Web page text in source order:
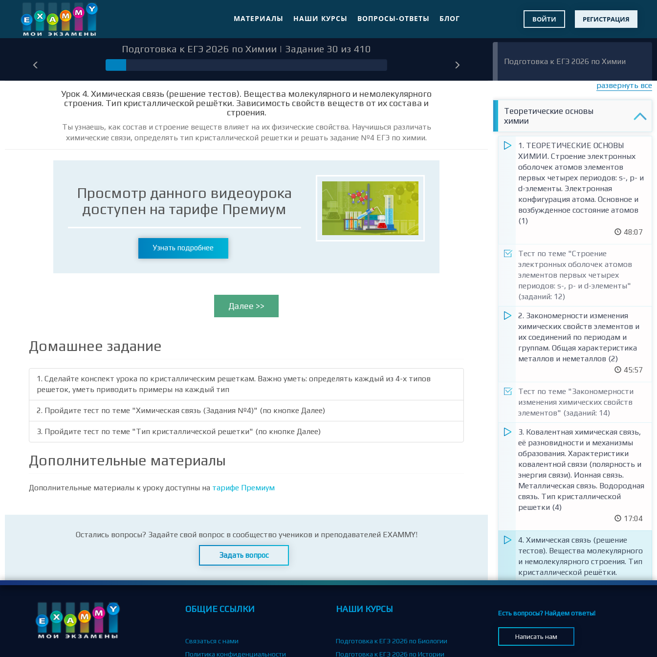
ВОЙТИ РЕГИСТРАЦИЯ
МАТЕРИАЛЫ НАШИ КУРСЫ ВОПРОСЫ-ОТВЕТЫ БЛОГ
Подготовка к ЕГЭ 2026 по Химии | Задание 30 из 410
Урок 4. Химическая связь (решение тестов). Вещества молекулярного и немолекулярного
строения. Тип кристаллической решётки. Зависимость свойств веществ от их состава и
строения.
Ты узнаешь, как состав и строение веществ влияет на их физические свойства. Научишься различать
химические связи, определять тип кристаллической решетки и решать задание №4 ЕГЭ по химии.
Просмотр данного видеоурока
доступен на тарифе Премиум
Узнать подробнее
Далее >>
Домашнее задание
1. Cделайте конспект урока по кристаллическим решеткам. Важно уметь: определять каждый из 4-х типов
решеток, уметь приводить примеры на каждый тип
2. Пройдите тест по теме "Химическая связь (Задания №4)" (по кнопке Далее)
3. Пройдите тест по теме "Тип кристаллической решетки" (по кнопке Далее)
Дополнительные материалы
Дополнительные материалы к уроку доступны на тарифе Премиум
Остались вопросы? Задайте свой вопрос в сообщество учеников и преподавателей EXAMMY!
Задать вопрос
Подготовка к ЕГЭ 2026 по Химии
развернуть все
Теоретические основы
химии
1. ТЕОРЕТИЧЕСКИЕ ОСНОВЫ
ХИМИИ. Строение электронных
оболочек атомов элементов
первых четырех периодов: s-, p- и
d-элементы. Электронная
конфигурация атома. Основное и
возбужденное состояние атомов
(1)
48:07
Тест по теме "Строение
электронных оболочек атомов
элементов первых четырех
периодов: s-, p- и d-элементы"
(заданий: 12)
2. Закономерности изменения
химических свойств элементов и
их соединений по периодам и
группам. Общая характеристика
металлов и неметаллов (2)
45:57
Тест по теме "Закономерности
изменения химических свойств
элементов" (заданий: 14)
3. Ковалентная химическая связь,
её разновидности и механизмы
образования. Характеристики
ковалентной связи (полярность и
энергия связи). Ионная связь.
Металлическая связь. Водородная
связь. Тип кристаллической
решетки (4)
17:04
4. Химическая связь (решение
тестов). Вещества молекулярного
и немолекулярного строения. Тип
кристаллической решётки.
Зависимость свойств веществ от
Тест по теме "Химическая связь
(Задания №4)" (заданий: 10)
ОБЩИЕ ССЫЛКИ
Связаться с нами
Политика конфиденциальности
НАШИ КУРСЫ
Подготовка к ЕГЭ 2026 по Биологии
Подготовка к ЕГЭ 2026 по Истории
Есть вопросы? Найдем ответы!
Написать нам